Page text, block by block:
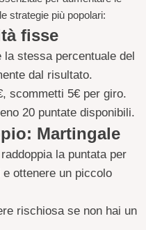
strategie più popolari:
fisse
stessa percentuale del
dal risultato.
scommetti 5€ per giro.
20 puntate disponibili.
Martingale
la puntata per
ottenere un piccolo
rischiosa se non hai un